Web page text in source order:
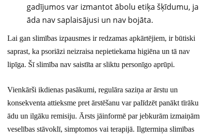
gadījumos var izmantot ābolu etiķa šķīdumu, ja
āda nav saplaisājusi un nav bojāta.
Lai gan slimības izpausmes ir redzamas apkārtējiem, ir būtiski
saprast, ka psoriāzi neizraisa nepietiekama higiēna un tā nav
lipīga. Šī slimība nav saistīta ar sliktu personīgo aprūpi.
Vienkārši ikdienas pasākumi, regulāra saziņa ar ārstu un
konsekventa attieksme pret ārstēšanu var palīdzēt panākt tīrāku
ādu un ilgāku remisiju. Ārsts jāinformē par jebkurām izmaiņām
veselības stāvoklī, simptomos vai terapijā. Ilgtermiņa slimības